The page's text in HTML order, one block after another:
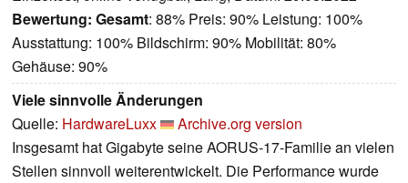
Bewertung: Gesamt: 88% Preis: 90% Leistung: 100%
Ausstattung: 100% Bildschirm: 90% Mobilität: 80%
Gehäuse: 90%
Viele sinnvolle Änderungen
Quelle: HardwareLuxx
Archive.org version
Insgesamt hat Gigabyte seine AORUS-17-Familie an vielen
Stellen sinnvoll weiterentwickelt. Die Performance wurde